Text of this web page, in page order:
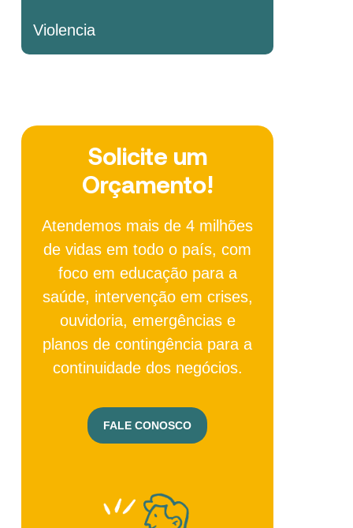
Violencia
Solicite um
Orçamento!
Atendemos mais de 4 milhões
de vidas em todo o país, com
foco em educação para a
saúde, intervenção em crises,
ouvidoria, emergências e
planos de contingência para a
continuidade dos negócios.
FALE CONOSCO